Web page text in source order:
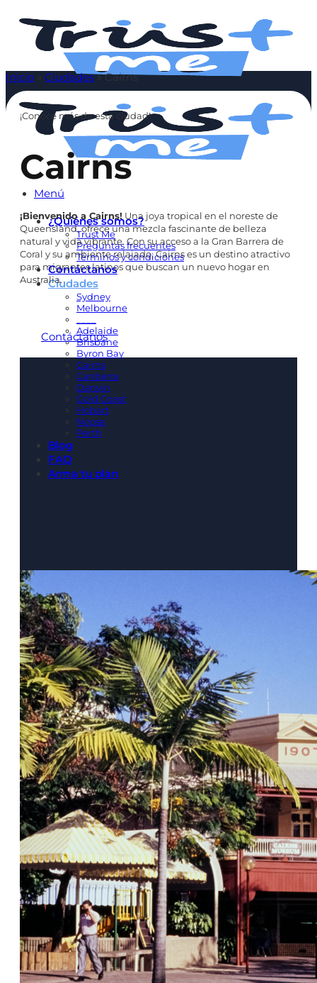
contenido
Menú
¿Quiénes somos?
Trust Me
Preguntas frecuentes
Términos y condiciones
Contáctanos
Ciudades
Sydney
Melbourne
Adelaide
Brisbane
Byron Bay
Cairns
Canberra
Darwin
Gold Coast
Hobart
Noosa
Perth
Blog
FAQ
Arma tu plan
Inicio Ciudades » Cairns
¡Conoce más de esta ciudad!
Cairns
¡Bienvenido a Cairns! Una joya tropical en el noreste de
Queensland, ofrece una mezcla fascinante de belleza
natural y vida vibrante. Con su acceso a la Gran Barrera de
Coral y su ambiente relajado, Cairns es un destino atractivo
para migrantes latinos que buscan un nuevo hogar en
Australia.
Contáctanos